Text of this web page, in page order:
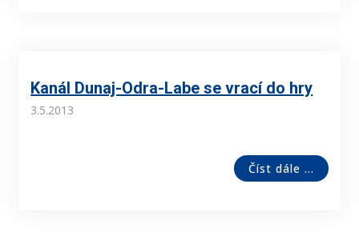
Kanál Dunaj-Odra-Labe se vrací do hry
3.5.2013
Číst dále ...